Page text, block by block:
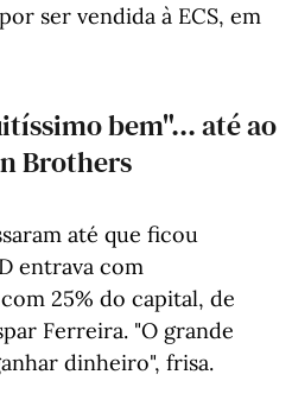
ser vendida à ECS, em
bem"... até ao
Brothers
até que ficou
entrava com
25% do capital, de
Ferreira. "O grande
dinheiro", frisa.